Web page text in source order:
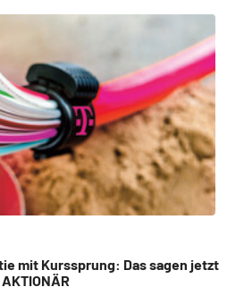
mit Kurssprung: Das sagen jetzt